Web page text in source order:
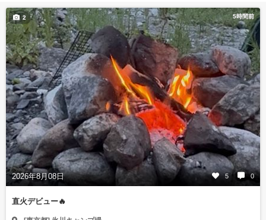
5時間前
2026年8月08日 5 0
2
直火デビュー🔥